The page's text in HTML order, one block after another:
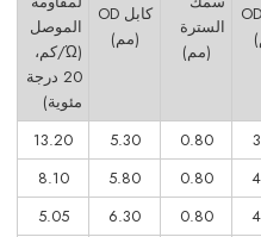
السترة
(مم)
كابل OD
(مم)
الموصل
(Ώ/كم،
20 درجة
مئوية)
0.80
5.30
13.20
0.80
5.80
8.10
0.80
6.30
5.05